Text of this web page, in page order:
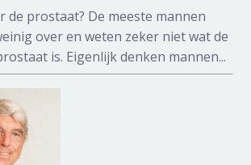
de prostaat? De meeste mannen
over en weten zeker niet wat de
is. Eigenlijk denken mannen...